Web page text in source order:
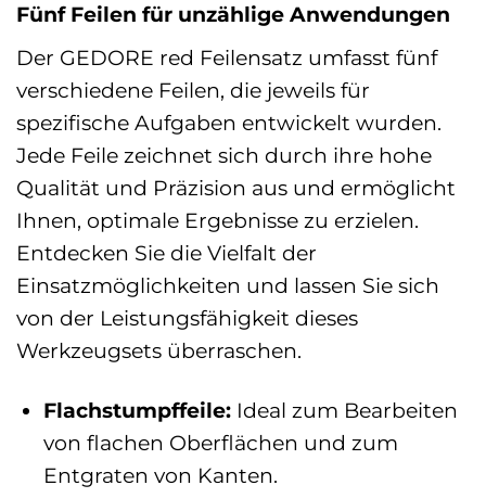
Fünf Feilen für unzählige Anwendungen
Der GEDORE red Feilensatz umfasst fünf
verschiedene Feilen, die jeweils für
spezifische Aufgaben entwickelt wurden.
Jede Feile zeichnet sich durch ihre hohe
Qualität und Präzision aus und ermöglicht
Ihnen, optimale Ergebnisse zu erzielen.
Entdecken Sie die Vielfalt der
Einsatzmöglichkeiten und lassen Sie sich
von der Leistungsfähigkeit dieses
Werkzeugsets überraschen.
Flachstumpffeile:Ideal zum Bearbeiten
von flachen Oberflächen und zum
Entgraten von Kanten.